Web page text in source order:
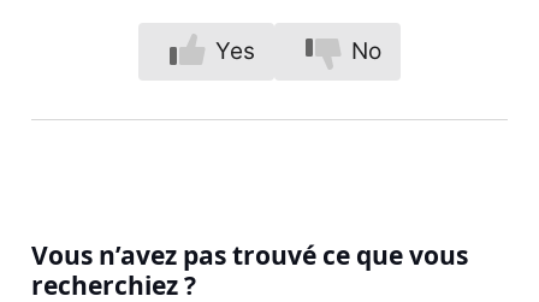
Yes No
Vous n’avez pas trouvé ce que vous
recherchiez ?